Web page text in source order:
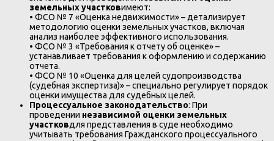
земельных участковимеют:
• ФСО № 7 «Оценка недвижимости» – детализирует
методологию оценки земельных участков, включая
анализ наиболее эффективного использования.
• ФСО № 3 «Требования к отчету об оценке» –
устанавливает требования к оформлению и содержанию
отчета.
• ФСО № 10 «Оценка для целей судопроизводства
(судебная экспертиза)» – специально регулирует порядок
оценки имущества для судебных целей.
Процессуальное законодательство: При
проведении независимой оценки земельных
участковдля представления в суде необходимо
учитывать требования Гражданского процессуального